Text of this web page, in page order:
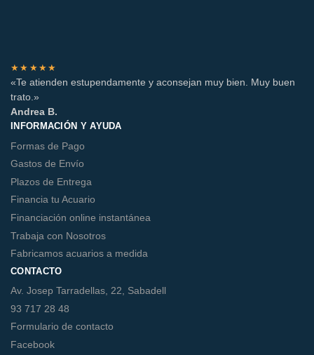
★★★★★
«Te atienden estupendamente y aconsejan muy bien. Muy buen
trato.»
Andrea B.
INFORMACIÓN Y AYUDA
Formas de Pago
Gastos de Envío
Plazos de Entrega
Financia tu Acuario
Financiación online instantánea
Trabaja con Nosotros
Fabricamos acuarios a medida
CONTACTO
Av. Josep Tarradellas, 22, Sabadell
93 717 28 48
Formulario de contacto
Facebook